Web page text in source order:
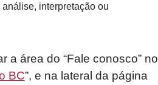
interpretação ou
a área do “Fale conosco” no
BC”, e na lateral da página